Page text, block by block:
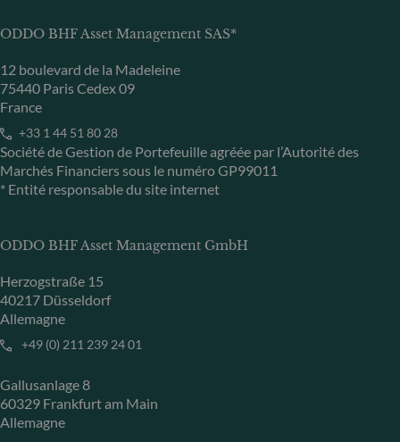
ODDO BHF Asset Management SAS*
12 boulevard de la Madeleine
75440 Paris Cedex 09
France
+33 1 44 51 80 28
Société de Gestion de Portefeuille agréée par l’Autorité des
Marchés Financiers sous le numéro GP99011
* Entité responsable du site internet
ODDO BHF Asset Management GmbH
Herzogstraße 15
40217 Düsseldorf
Allemagne
+49 (0) 211 239 24 01
Gallusanlage 8
60329 Frankfurt am Main
Allemagne